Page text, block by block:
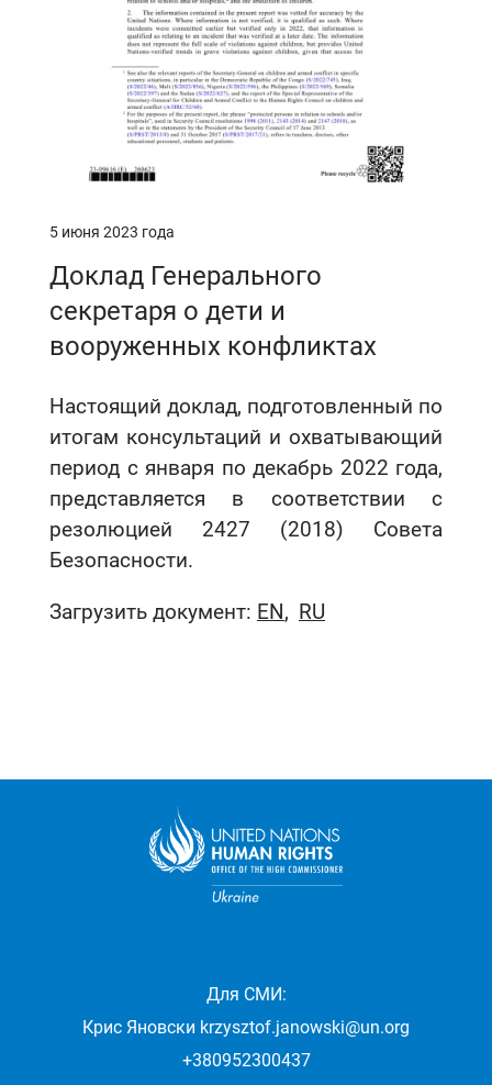
5 июня 2023 года
Доклад Генерального
секретаря о дети и
вооруженных конфликтах
Настоящий доклад, подготовленный по
итогам консультаций и охватывающий
период с января по декабрь 2022 года,
представляется в соответствии с
резолюцией 2427 (2018) Совета
Безопасности.
Загрузить документ: EN RU
Для СМИ:
Крис Яновски krzysztof.janowski@un.org
+380952300437